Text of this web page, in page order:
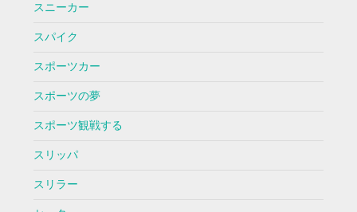
スニーカー
スパイク
スポーツカー
スポーツの夢
スポーツ観戦する
スリッパ
スリラー